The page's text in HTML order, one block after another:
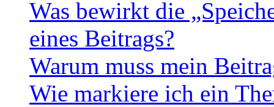
Was bewirkt die
eines Beitrags?
Warum muss mein
Wie markiere ich ein